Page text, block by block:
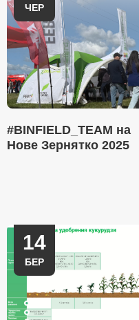
ЧЕР
#BINFIELD_TEAM на
Нове Зернятко 2025
14
БЕР